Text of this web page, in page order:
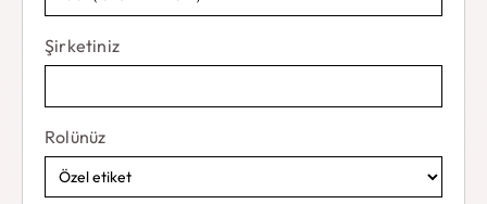
Şirketiniz
Rolünüz